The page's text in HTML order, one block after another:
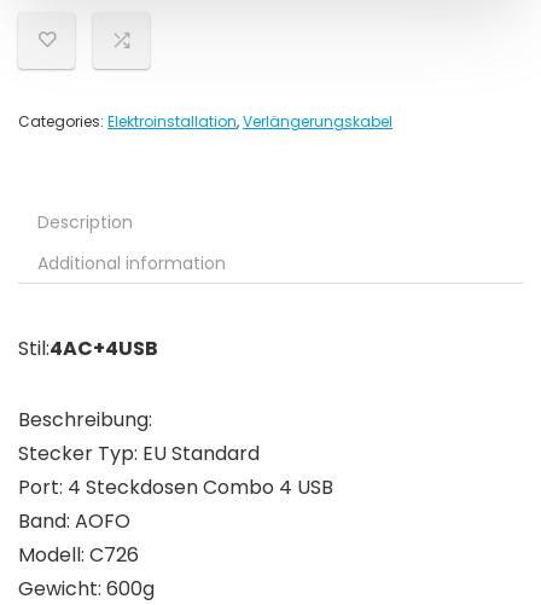
Categories: Elektroinstallation,Verlängerungskabel
Description
Additional information
Stil:4AC+4USB
Beschreibung:
Stecker Typ: EU Standard
Port: 4 Steckdosen Combo 4 USB
Band: AOFO
Modell: C726
Gewicht: 600g